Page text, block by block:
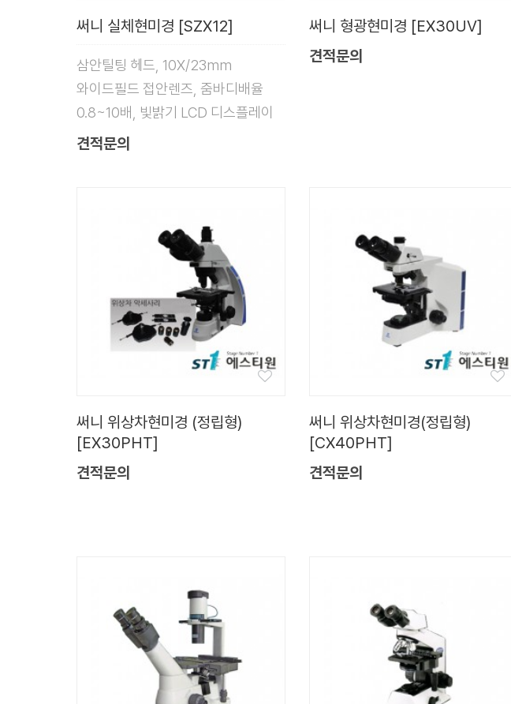
써니 실체현미경 [SZX12]
삼안틸팅 헤드, 10X/23mm
와이드필드 접안렌즈, 줌바디배율
0.8~10배, 빛밝기 LCD 디스플레이
견적문의
써니 형광현미경 [EX30UV]
견적문의
써니 위상차현미경 (정립형)
[EX30PHT]
견적문의
써니 위상차현미경(정립형)
[CX40PHT]
견적문의